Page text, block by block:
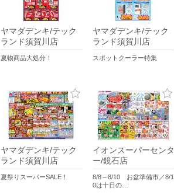
ヤマダデンキ/テック
ランド須賀川店
夏物商品大処分！
ヤマダデンキ/テック
ランド須賀川店
スポットクーラー特集
ヤマダデンキ/テック
ランド須賀川店
夏祭りスーパーSALE！
イオンスーパーセンタ
ー/鏡石店
8/8～8/10 お盆準備市／8/1
0は十日の…